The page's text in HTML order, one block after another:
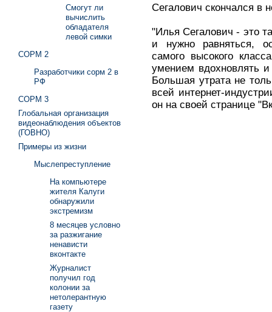
Сегалович скончался в
"Илья Сегалович - это
и нужно равняться,
самого высокого
умением вдохновлять и
Большая утрата не
всей интернет-
он на своей странице
Смогут ли
вычислить
обладателя
левой симки
СОРМ 2
Разработчики сорм 2 в
РФ
СОРМ 3
Глобальная организация
видеонаблюдения объектов
(ГОВНО)
Примеры из жизни
Мыслепреступление
На компьютере
жителя Калуги
обнаружили
экстремизм
8 месяцев условно
за разжигание
ненависти
вконтакте
Журналист
получил год
колонии за
нетолерантную
газету